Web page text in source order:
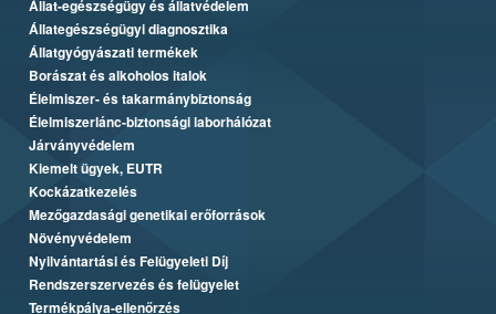
Állat-egészségügy és állatvédelem
Állategészségügyi diagnosztika
Állatgyógyászati termékek
Borászat és alkoholos italok
Élelmiszer- és takarmánybiztonság
Élelmiszerlánc-biztonsági laborhálózat
Járványvédelem
Kiemelt ügyek, EUTR
Kockázatkezelés
Mezőgazdasági genetikai erőforrások
Növényvédelem
Nyilvántartási és Felügyeleti Díj
Rendszerszervezés és felügyelet
Termékpálya-ellenőrzés